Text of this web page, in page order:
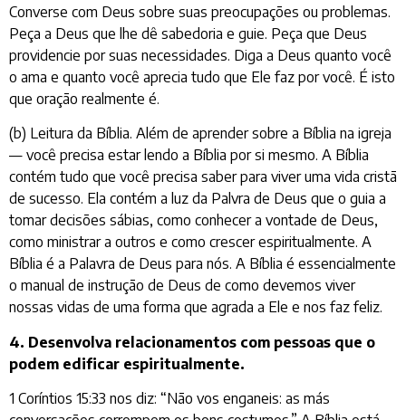
Converse com Deus sobre suas preocupações ou problemas.
Peça a Deus que lhe dê sabedoria e guie. Peça que Deus
providencie por suas necessidades. Diga a Deus quanto você
o ama e quanto você aprecia tudo que Ele faz por você. É isto
que oração realmente é.
(b) Leitura da Bíblia. Além de aprender sobre a Bíblia na igreja
— você precisa estar lendo a Bíblia por si mesmo. A Bíblia
contém tudo que você precisa saber para viver uma vida cristã
de sucesso. Ela contém a luz da Palvra de Deus que o guia a
tomar decisões sábias, como conhecer a vontade de Deus,
como ministrar a outros e como crescer espiritualmente. A
Bíblia é a Palavra de Deus para nós. A Bíblia é essencialmente
o manual de instrução de Deus de como devemos viver
nossas vidas de uma forma que agrada a Ele e nos faz feliz.
4. Desenvolva relacionamentos com pessoas que o
podem edificar espiritualmente.
1 Coríntios 15:33 nos diz: “Não vos enganeis: as más